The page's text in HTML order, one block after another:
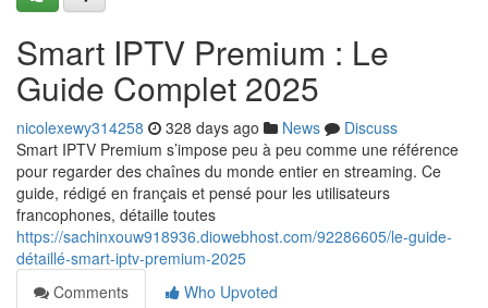
Smart IPTV Premium : Le
Guide Complet 2025
nicolexewy314258 328 days ago News
Discuss
Smart IPTV Premium s’impose peu à peu comme une référence
pour regarder des chaînes du monde entier en streaming. Ce
guide, rédigé en français et pensé pour les utilisateurs
francophones, détaille toutes
https://sachinxouw918936.diowebhost.com/92286605/le-guide-
détaillé-smart-iptv-premium-2025
Comments
Who Upvoted